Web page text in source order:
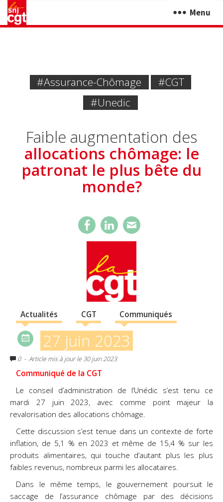
Menu
#Assurance-Chômage
#CGT
#Unedic
Faible augmentation des
allocations chômage: le
patronat le plus bête du
monde?
Actualités CGT Communiqués
27 juin 2023
0 - Article mis à jour le 30 juin 2023
Communiqué de la CGT
Le conseil d’administration de l’Unédic s’est tenu ce
mardi 27 juin 2023, avec comme point majeur la
revalorisation des allocations chômage.
Cette discussion s’est tenue dans un contexte de forte
inflation, de 5,1 % en 2023 et même de 15,4 % sur les
produits alimentaires, qui touche d’autant plus les plus
faibles revenus, nombreux parmi les allocataires.
Dans le même temps, le gouvernement poursuit le
saccage de l’assurance chômage par des décisions